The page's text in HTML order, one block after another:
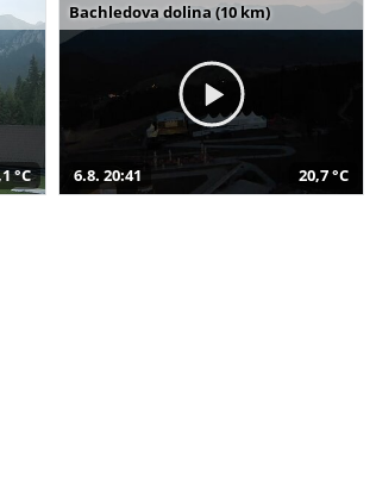
°C
Bachledova dolina (10 km)
6.8. 20:41 20,7 °C